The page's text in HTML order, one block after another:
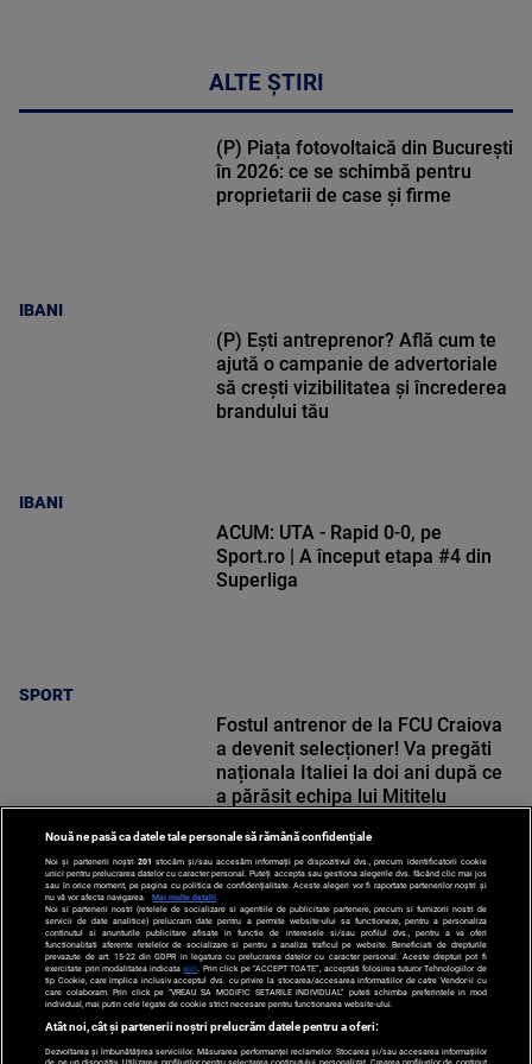
ALTE ȘTIRI
IBANI
(P) Piața fotovoltaică din București
în 2026: ce se schimbă pentru
proprietarii de case și firme
IBANI
(P) Ești antreprenor? Află cum te
ajută o campanie de advertoriale
să crești vizibilitatea și încrederea
brandului tău
SPORT
ACUM: UTA - Rapid 0-0, pe
Sport.ro | A început etapa #4 din
Superliga
SPORT
Fostul antrenor de la FCU Craiova
a devenit selecționer! Va pregăti
naționala Italiei la doi ani după ce
a părăsit echipa lui Mititelu
Nouă ne pasă ca datele tale personale să rămână confidențiale
Noi și partenerii noștri 201 stocăm și/sau accesăm informații pe dispozitivul dvs., precum identificatorii cookie
unici pentru prelucrarea datelor cu caracter personal. Puteți accepta sau gestiona alegerile dvs. făcând clic mai jos
sau în orice moment, pe pagina cu politica de confidențialitate. Aceste alegeri vor fi raportate partenerilor noștri și
nu vă vor afecta navigarea.
Mai multe detalii
Noi si partenerii nostri (retelele de socializare si agentiile de publicitate partenere, precum si furnizorii nostri de
servicii de date analitice) prelucram date pentru a permite website-ului sa functioneze, pentru a personaliza
continutul si anunturile publicitare afisate in functie de interesele si/sau profilul dvs., pentru a va oferi
functionalitati aferente retelelor de socializare si pentru a analiza traficul pe website. Beneficiati de drepturile
prevazute de art. 15-22 din GDPR in legatura cu prelucrarea datelor cu caracter personal. Aceste drepturi pot fi
exercitate prin modalitatea indicataaici . Prin click pe “ACCEPT TOATE”, acceptati folosirea tuturor Tehnologiilor de
tip Cookie, care implica inclusiv acceptul dvs. cu privire la stocarea/accesarea informatiilor de catre Vendor-ii cu
care colaboram. Prin click pe “VREAU SA MODIFIC SETARILE INDIVIDUAL” puteti schimba preferintele in mod
individual, mai putin cele legate de cookie strict necesare pentru functionarea website-ului.
Atât noi, cât și partenerii noștri prelucrăm datele pentru a oferi:
Dezvoltarea și îmbunătățirea serviciilor. Măsurarea performanței reclamelor. Stocarea și/sau accesarea informațiilor